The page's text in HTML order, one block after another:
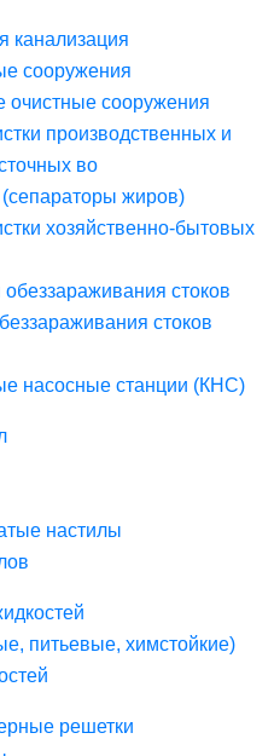
канализация
сооружения
сооружения
производственных и
во
жиров)
хозяйственно-бытовых
стоков
стоков
насосные станции (КНС)
настилы
питьевые, химстойкие)
решетки